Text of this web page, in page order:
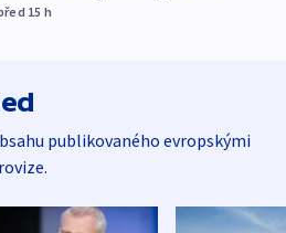
15 h
publikovaného evropskými